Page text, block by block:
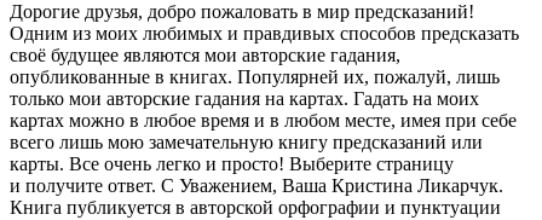
Дорогие друзья, добро пожаловать в мир предсказаний!
Одним из моих любимых и правдивых способов предсказать
своё будущее являются мои авторские гадания,
опубликованные в книгах. Популярней их, пожалуй, лишь
только мои авторские гадания на картах. Гадать на моих
картах можно в любое время и в любом месте, имея при себе
всего лишь мою замечательную книгу предсказаний или
карты. Все очень легко и просто! Выберите страницу
и получите ответ. С Уважением, Ваша Кристина Ликарчук.
Книга публикуется в авторской орфографии и пунктуации